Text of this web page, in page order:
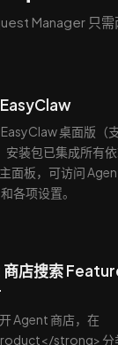
Manager 只需
桌面版（
装包已集成所有依
面板，可访问
各项设置。
店搜索
Agent 商店，在
strong> 分